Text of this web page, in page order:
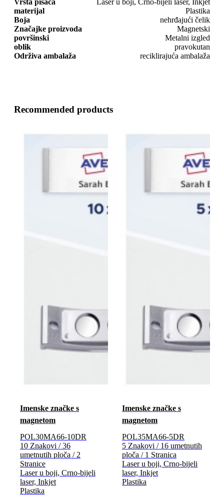
Vrsta pisača
Laser u boji, Crno-bijeli laser, Inkjet
materijal
Plastika
Boja
nehrđajući čelik
Značajke proizvoda
Magnetski
površinski
Metalni izgled
oblik
pravokutan
Održiva ambalaža
reciklirajuća ambalaža
Recommended products
Imenske značke s
magnetom
POL30MA66-10DR
10 Znakovi / 36
umetnutih ploča / 2
Stranice
Laser u boji, Crno-bijeli
laser, Inkjet
Plastika
Imenske značke s
magnetom
POL35MA66-5DR
5 Znakovi / 16 umetnutih
ploča / 1 Stranica
Laser u boji, Crno-bijeli
laser, Inkjet
Plastika